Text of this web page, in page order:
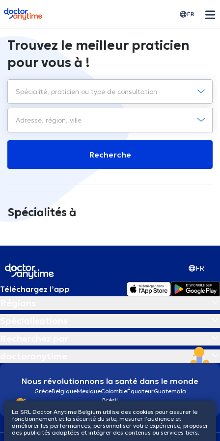
doctoranytime FR
Trouvez le meilleur praticien
pour vous à !
Recherche
Spécialités à
FR
Téléchargez l’app
Nous révolutionnons la santé dans le monde
GrèceBelgiqueMexiqueColombieÉquateurGuatemala
Brésil
La SRL Doctor Anytime Belgium utilise des cookies pour assurer le
fonctionnement et la sécurité du site, mesurer l’audience et
améliorer les performances, personnaliser votre expérience, proposer
des publicités adaptées et intégrer des contenus ou services tiers.